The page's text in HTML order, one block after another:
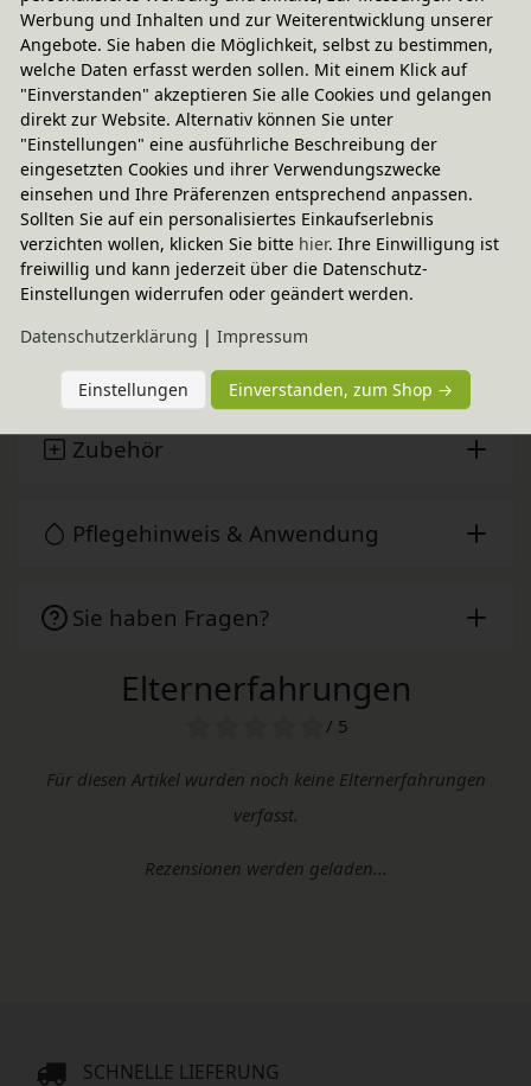
Fairer Paketversand
5,95 € innerhalb ...
Sofort lieferbar- Versand am Montag!
CO2-neutraler Paketversand
weitere Informationen
Technische Daten
BioKinder - Das gesunde Kinderzimmer
Zubehör
Pflegehinweis & Anwendung
Sie haben Fragen?
Elternerfahrungen
/ 5
Für diesen Artikel wurden noch keine Elternerfahrungen
verfasst.
Rezensionen werden geladen...
SCHNELLE LIEFERUNG
Werbung und Inhalten und zur Weiterentwicklung unserer
Angebote. Sie haben die Möglichkeit, selbst zu bestimmen,
welche Daten erfasst werden sollen. Mit einem Klick auf
"Einverstanden" akzeptieren Sie alle Cookies und gelangen
direkt zur Website. Alternativ können Sie unter
"Einstellungen" eine ausführliche Beschreibung der
eingesetzten Cookies und ihrer Verwendungszwecke
einsehen und Ihre Präferenzen entsprechend anpassen.
Sollten Sie auf ein personalisiertes Einkaufserlebnis
verzichten wollen, klicken Sie bitte hier. Ihre Einwilligung ist
freiwillig und kann jederzeit über die Datenschutz-
Einstellungen widerrufen oder geändert werden.
Daten­schutz­erklärung | Impressum
Einstellungen Einverstanden, zum Shop →